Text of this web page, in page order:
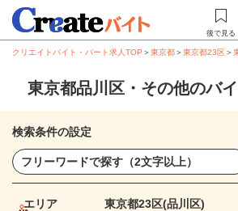
後で見る
クリエイトバイト・パート求人TOP ＞東京都＞東京都23区＞
東京都品川区・その他のバ
検索条件の設定
エリア 東京都23区(品川区)